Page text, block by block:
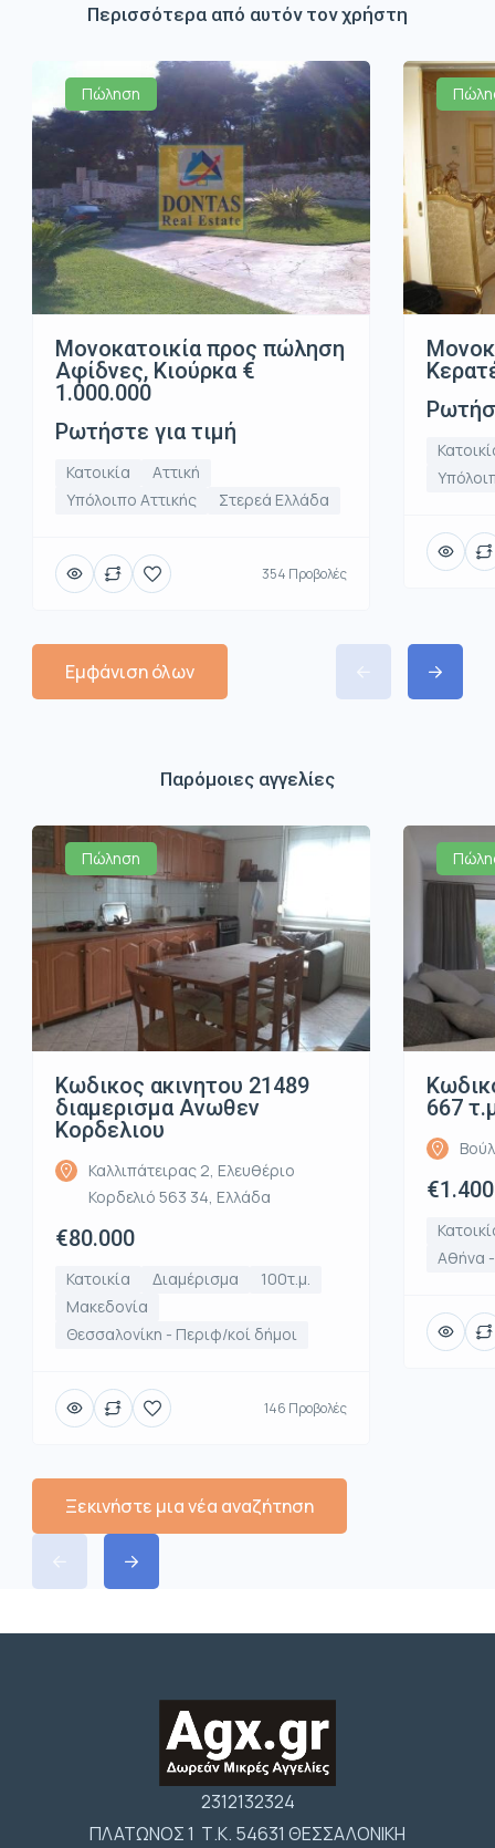
Περισσότερα από αυτόν τον χρήστη
Πώληση
Μονοκατοικία προς πώληση
Αφίδνες, Κιούρκα €
1.000.000
Ρωτήστε για τιμή
Κατοικία
Αττική
Υπόλοιπο Αττικής
Στερεά Ελλάδα
354 Προβολές
Εμφάνιση όλων
Παρόμοιες αγγελίες
Πώληση
Κωδικος ακινητου 21489
διαμερισμα Ανωθεν
Κορδελιου
Καλλιπάτειρας 2, Ελευθέριο
Κορδελιό 563 34, Ελλάδα
€80.000
Κατοικία Διαμέρισμα
100τ.μ.
Μακεδονία
Θεσσαλονίκη - Περιφ/κοί δήμοι
146 Προβολές
667
Αθήνα
Ξεκινήστε μια νέα αναζήτηση
2312132324
ΠΛΑΤΩΝΟΣ 1 Τ.Κ. 54631 ΘΕΣΣΑΛΟΝΙΚΗ